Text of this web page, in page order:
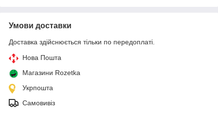
Умови доставки
Доставка здійснюється тільки по передоплаті.
Нова Пошта
Магазини Rozetka
Укрпошта
Самовивіз